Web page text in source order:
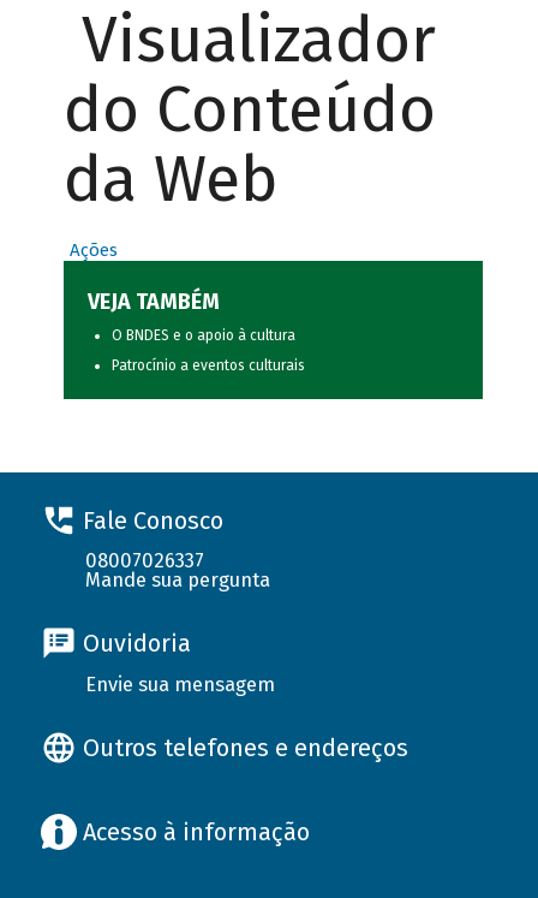
Visualizador
do Conteúdo
da Web
Ações
VEJA TAMBÉM
O BNDES e o apoio à cultura
Patrocínio a eventos culturais
Fale Conosco
08007026337
Mande sua pergunta
Ouvidoria
Envie sua mensagem
Outros telefones e endereços
Acesso à informação